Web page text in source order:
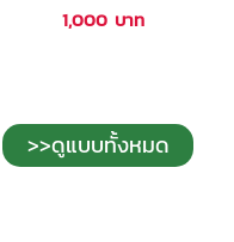
1,000 บาท
>>ดูแบบทั้งหมด